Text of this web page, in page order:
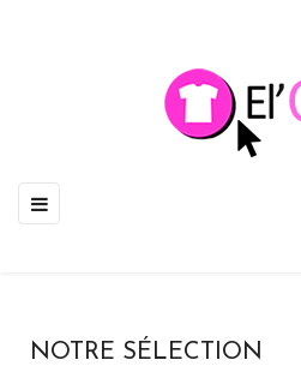
Basculer
la
☰
NOTRE SÉLECTION